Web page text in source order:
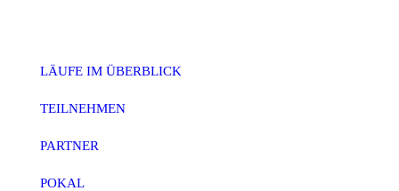
LÄUFE IM ÜBERBLICK
TEILNEHMEN
PARTNER
POKAL